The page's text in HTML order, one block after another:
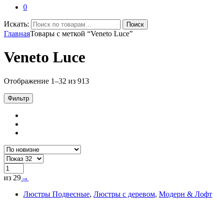
0
Искать: Поиск
ГлавнаяТовары с меткой “Veneto Luce”
Veneto Luce
Отображение 1–32 из 913
Фильтр
из 29→
Люстры Подвесные, Люстры с деревом, Модерн & Лофт